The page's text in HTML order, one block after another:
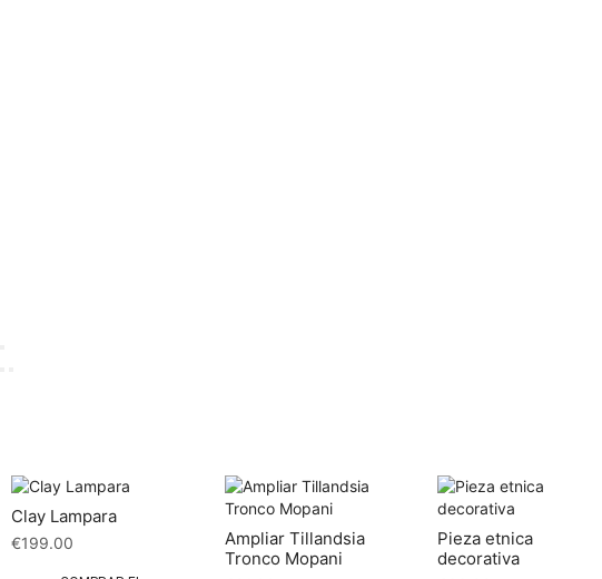
Clay Lampara
€199.00
Ampliar Tillandsia
Tronco Mopani
Pieza etnica
decorativa